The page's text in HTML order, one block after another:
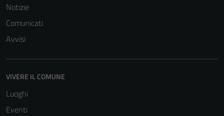
Notizie
Comunicati
Avvisi
VIVERE IL COMUNE
Luoghi
Eventi